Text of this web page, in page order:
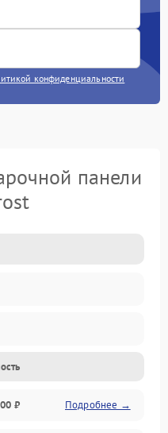
конфиденциальности
панели
₽ Подробнее →